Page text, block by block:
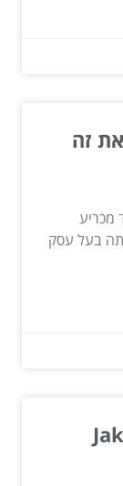
זה
מכריע
בעל עסק